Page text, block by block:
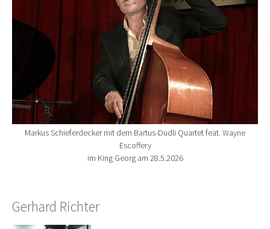
Markus Schieferdecker mit dem Bartus-Dudli Quartet feat. Wayne
Escoffery
im King Georg am 28.5.2026
Gerhard Richter